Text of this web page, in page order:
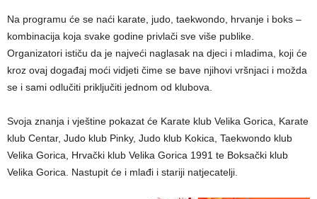
Na programu će se naći karate, judo, taekwondo, hrvanje i boks –
kombinacija koja svake godine privlači sve više publike.
Organizatori ističu da je najveći naglasak na djeci i mladima, koji će
kroz ovaj događaj moći vidjeti čime se bave njihovi vršnjaci i možda
se i sami odlučiti priključiti jednom od klubova.
Svoja znanja i vještine pokazat će Karate klub Velika Gorica, Karate
klub Centar, Judo klub Pinky, Judo klub Kokica, Taekwondo klub
Velika Gorica, Hrvački klub Velika Gorica 1991 te Boksački klub
Velika Gorica. Nastupit će i mlađi i stariji natjecatelji.